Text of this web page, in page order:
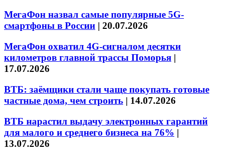
МегаФон назвал самые популярные 5G-
смартфоны в России | 20.07.2026
МегаФон охватил 4G-сигналом десятки
километров главной трассы Поморья |
17.07.2026
ВТБ: заёмщики стали чаще покупать готовые
частные дома, чем строить | 14.07.2026
ВТБ нарастил выдачу электронных гарантий
для малого и среднего бизнеса на 76% |
13.07.2026